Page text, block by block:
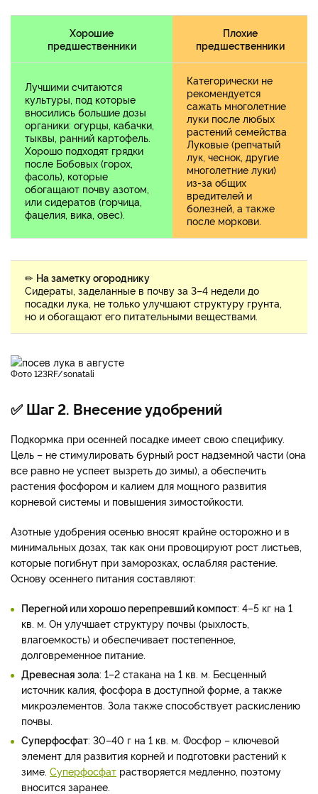
Хорошие
предшественники
Плохие
предшественники
Лучшими считаются
культуры, под которые
вносились большие дозы
органики: огурцы, кабачки,
тыквы, ранний картофель.
Хорошо подходят грядки
после Бобовых (горох,
фасоль), которые
обогащают почву азотом,
или сидератов (горчица,
фацелия, вика, овес).
Категорически не
рекомендуется
сажать многолетние
луки после любых
растений семейства
Луковые (репчатый
лук, чеснок, другие
многолетние луки)
из-за общих
вредителей и
болезней, а также
после моркови.
✏ На заметку огороднику
Сидераты, заделанные в почву за 3–4 недели до
посадки лука, не только улучшают структуру грунта,
но и обогащают его питательными веществами.
фото 123RF/sonatali
✅ Шаг 2. Внесение удобрений
Подкормка при осенней посадке имеет свою специфику.
Цель – не стимулировать бурный рост надземной части (она
все равно не успеет вызреть до зимы), а обеспечить
растения фосфором и калием для мощного развития
корневой системы и повышения зимостойкости.
Азотные удобрения осенью вносят крайне осторожно и в
минимальных дозах, так как они провоцируют рост листьев,
которые погибнут при заморозках, ослабляя растение.
Основу осеннего питания составляют:
Перегной или хорошо перепревший компост: 4–5 кг на 1
кв. м. Он улучшает структуру почвы (рыхлость,
влагоемкость) и обеспечивает постепенное,
долговременное питание.
Древесная зола: 1–2 стакана на 1 кв. м. Бесценный
источник калия, фосфора в доступной форме, а также
микроэлементов. Зола также способствует раскислению
почвы.
Суперфосфат: 30–40 г на 1 кв. м. Фосфор – ключевой
элемент для развития корней и подготовки растений к
зиме. Суперфосфат растворяется медленно, поэтому
вносится заранее.